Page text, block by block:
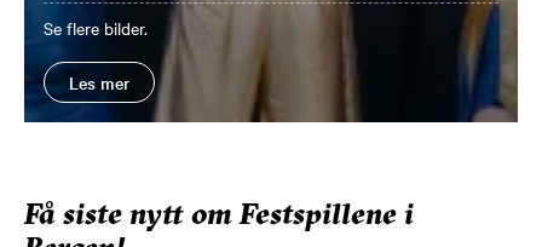
Se flere bilder.
Les mer
Få siste nytt om Festspillene i